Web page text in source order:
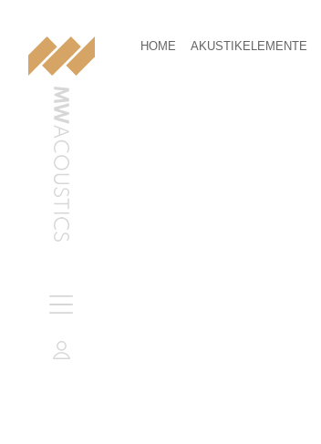
HOME AKUSTIKELEMENTE